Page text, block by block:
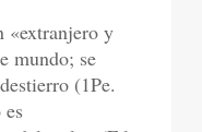
«extranjero y
mundo; se
(1Pe.